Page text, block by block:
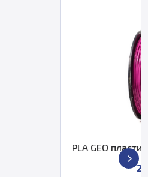
PLA GEO пластик 1,75 1 кг